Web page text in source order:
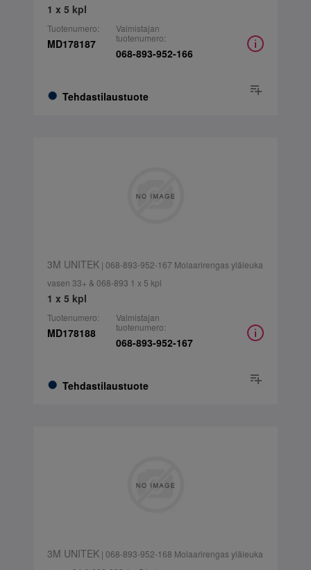
1 x 5 kpl
Tuotenumero:
MD178187
Tehdastilaustuote
Valmistajan
tuotenumero:
068-893-952-166
3M UNITEK| 068-893-952-167 Molaarirengas yläleuka
vasen 33+ & 068-893 1 x 5 kpl
1 x 5 kpl
Tuotenumero:
MD178188
Tehdastilaustuote
Valmistajan
tuotenumero:
068-893-952-167
3M UNITEK| 068-893-952-168 Molaarirengas yläleuka